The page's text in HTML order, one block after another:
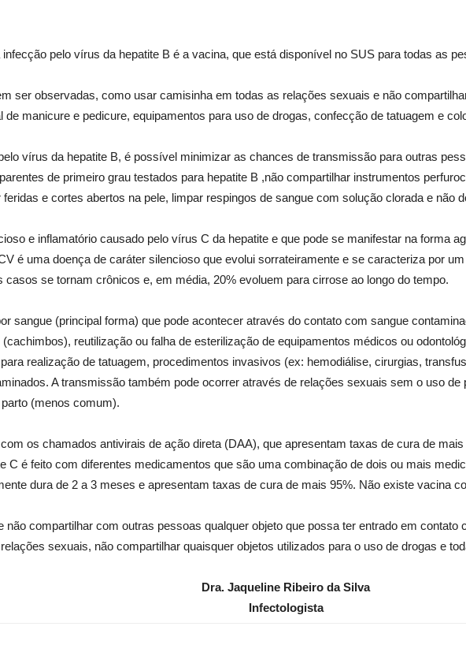
pelo vírus da hepatite B é a vacina, que está disponível no SUS para todas as
ser observadas, como usar camisinha em todas as relações sexuais e não
de manicure e pedicure, equipamentos para uso de drogas, confecção de tatuagem e
vírus da hepatite B, é possível minimizar as chances de transmissão para outras
de primeiro grau testados para hepatite B ,não compartilhar instrumentos
e cortes abertos na pele, limpar respingos de sangue com solução clorada e não
e inflamatório causado pelo vírus C da hepatite e que pode se manifestar na forma
é uma doença de caráter silencioso que evolui sorrateiramente e se caracteriza por
casos se tornam crônicos e, em média, 20% evoluem para cirrose ao longo do tempo.
sangue (principal forma) que pode acontecer através do contato com sangue
reutilização ou falha de esterilização de equipamentos médicos ou
realização de tatuagem, procedimentos invasivos (ex: hemodiálise, cirurgias,
A transmissão também pode ocorrer através de relações sexuais sem o uso
(menos comum).
os chamados antivirais de ação direta (DAA), que apresentam taxas de cura de
C é feito com diferentes medicamentos que são uma combinação de dois ou mais
dura de 2 a 3 meses e apresentam taxas de cura de mais 95%. Não existe vacina
não compartilhar com outras pessoas qualquer objeto que possa ter entrado em
sexuais, não compartilhar quaisquer objetos utilizados para o uso de drogas e
Dra. Jaqueline Ribeiro da Silva
Infectologista